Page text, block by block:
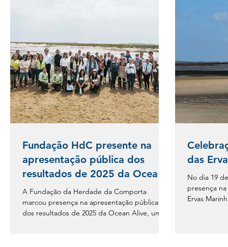
Fundação HdC presente na
apresentação pública dos
resultados de 2025 da Ocean
Alive
A Fundação da Herdade da Comporta
marcou presença na apresentação pública
dos resultados de 2025 da Ocean Alive, uma
das
No dia 19
presença
Ervas